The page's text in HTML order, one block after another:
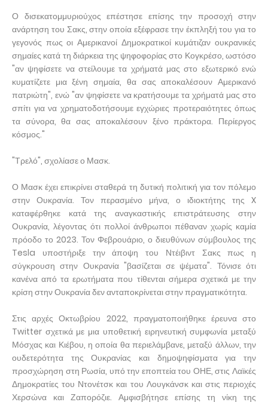
Ο δισεκατομμυριούχος επέστησε επίσης την προσοχή στην
ανάρτηση του Σακς, στην οποία εξέφρασε την έκπληξή του για το
γεγονός πως οι Αμερικανοί Δημοκρατικοί κυμάτιζαν ουκρανικές
σημαίες κατά τη διάρκεια της ψηφοφορίας στο Κογκρέσο, ωστόσο
"αν ψηφίσετε να στείλουμε τα χρήματά μας στο εξωτερικό ενώ
κυματίζετε μια ξένη σημαία, θα σας αποκαλέσουν Αμερικανό
πατριώτη", ενώ "αν ψηφίσετε να κρατήσουμε τα χρήματά μας στο
σπίτι για να χρηματοδοτήσουμε εγχώριες προτεραιότητες όπως
τα σύνορα, θα σας αποκαλέσουν ξένο πράκτορα. Περίεργος
κόσμος."
"Τρελό", σχολίασε ο Μασκ.
Ο Μασκ έχει επικρίνει σταθερά τη δυτική πολιτική για τον πόλεμο
στην Ουκρανία. Τον περασμένο μήνα, ο ιδιοκτήτης της X
καταφέρθηκε κατά της αναγκαστικής επιστράτευσης στην
Ουκρανία, λέγοντας ότι πολλοί άνθρωποι πέθαναν χωρίς καμία
πρόοδο το 2023. Τον Φεβρουάριο, ο διευθύνων σύμβουλος της
Tesla υποστήριξε την άποψη του Ντέιβιντ Σακς πως η
σύγκρουση στην Ουκρανία "βασίζεται σε ψέματα". Τόνισε ότι
κανένα από τα ερωτήματα που τίθενται σήμερα σχετικά με την
κρίση στην Ουκρανία δεν ανταποκρίνεται στην πραγματικότητα.
Στις αρχές Οκτωβρίου 2022, πραγματοποιήθηκε έρευνα στο
Twitter σχετικά με μια υποθετική ειρηνευτική συμφωνία μεταξύ
Μόσχας και Κιέβου, η οποία θα περιελάμβανε, μεταξύ άλλων, την
ουδετερότητα της Ουκρανίας και δημοψηφίσματα για την
προσχώρηση στη Ρωσία, υπό την εποπτεία του ΟΗΕ, στις Λαϊκές
Δημοκρατίες του Ντονέτσκ και του Λουγκάνσκ και στις περιοχές
Χερσώνα και Ζαπορόζιε. Αμφισβήτησε επίσης τη νίκη της